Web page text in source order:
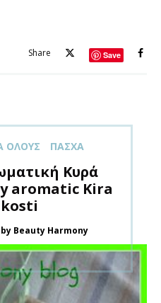
Share Save
ΌΛOΥΣ ΠΆΣΧΑ
Κυρά
aromatic Kira
by Beauty Harmony